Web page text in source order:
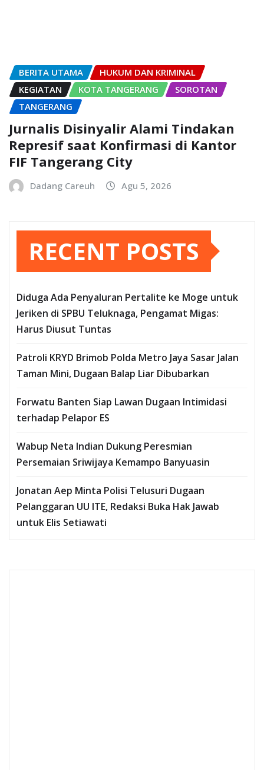
BERITA UTAMA
HUKUM DAN KRIMINAL
KEGIATAN
KOTA TANGERANG
SOROTAN
TANGERANG
Jurnalis Disinyalir Alami Tindakan
Represif saat Konfirmasi di Kantor
FIF Tangerang City
Dadang Careuh Agu 5, 2026
RECENT POSTS
Diduga Ada Penyaluran Pertalite ke Moge untuk
Jeriken di SPBU Teluknaga, Pengamat Migas:
Harus Diusut Tuntas
Patroli KRYD Brimob Polda Metro Jaya Sasar Jalan
Taman Mini, Dugaan Balap Liar Dibubarkan
Forwatu Banten Siap Lawan Dugaan Intimidasi
terhadap Pelapor ES
Wabup Neta Indian Dukung Peresmian
Persemaian Sriwijaya Kemampo Banyuasin
Jonatan Aep Minta Polisi Telusuri Dugaan
Pelanggaran UU ITE, Redaksi Buka Hak Jawab
untuk Elis Setiawati